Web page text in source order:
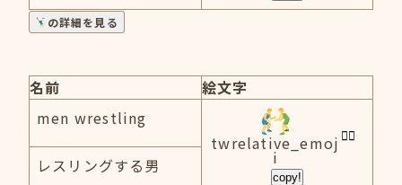
の詳細を見る
名前
絵文字
men wrestling
twrelative_emoj
i
copy!
レスリングする男